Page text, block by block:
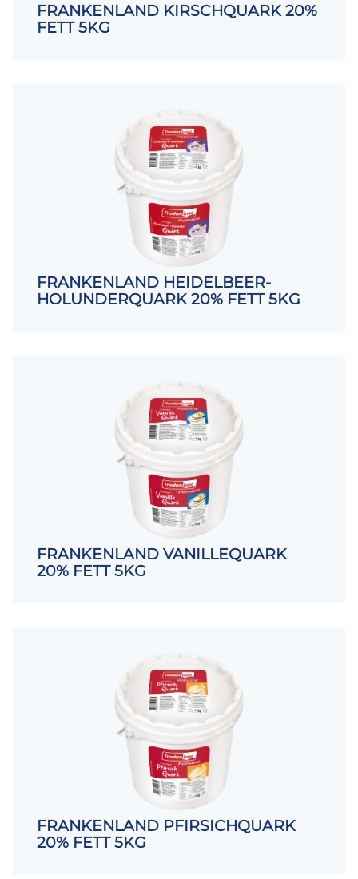
FRANKENLAND KIRSCHQUARK 20%
FETT 5KG
FRANKENLAND HEIDELBEER-
HOLUNDERQUARK 20% FETT 5KG
FRANKENLAND VANILLEQUARK
20% FETT 5KG
FRANKENLAND PFIRSICHQUARK
20% FETT 5KG